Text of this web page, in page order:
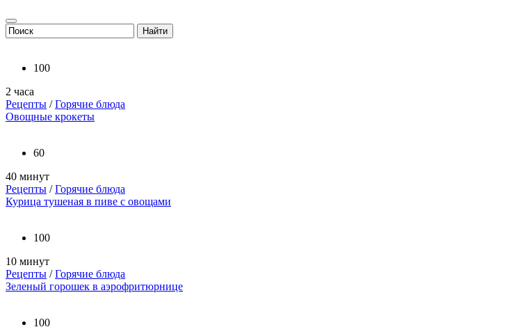
100
2 часа
Рецепты /Горячие блюда
Овощные крокеты
60
40 минут
Рецепты /Горячие блюда
Курица тушеная в пиве с овощами
100
10 минут
Рецепты /Горячие блюда
Зеленый горошек в аэрофритюрнице
100